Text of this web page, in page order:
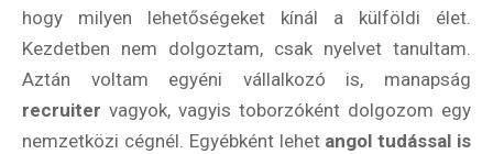
hogy milyen lehetőségeket kínál a külföldi élet.
Kezdetben nem dolgoztam, csak nyelvet tanultam.
Aztán voltam egyéni vállalkozó is, manapság
recruiter vagyok, vagyis toborzóként dolgozom egy
nemzetközi cégnél. Egyébként lehet angol tudással is